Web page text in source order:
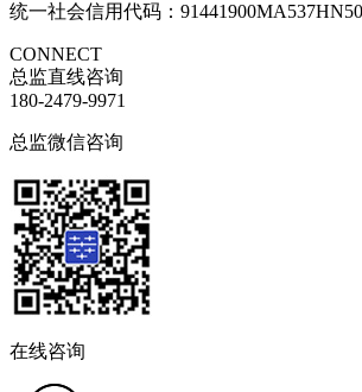
统一社会信用代码：
CONNECT
总监直线咨询
180-2479-9971
总监微信咨询
在线咨询